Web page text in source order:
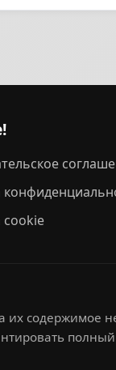
cookie
содержимое